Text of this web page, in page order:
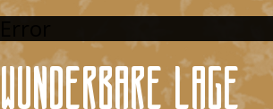
Wunderbare Lage